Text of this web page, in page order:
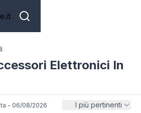
Elettronici In
- 06/08/2026 I più pertinenti